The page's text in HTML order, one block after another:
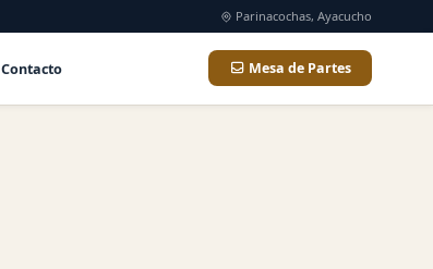
Parinacochas, Ayacucho
Contacto Mesa de Partes